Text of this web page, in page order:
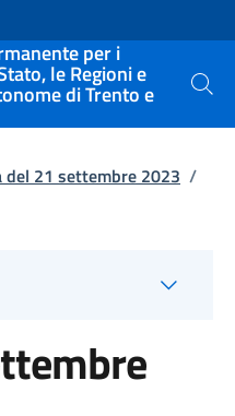
per i
le Regioni e
di Trento e Cerca
del 21 settembre 2023 /